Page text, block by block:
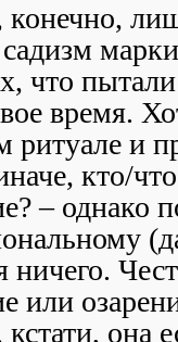
что
время.
ритуале и
кто/
– однако
ничего.
или
кстати, она